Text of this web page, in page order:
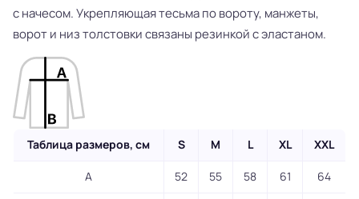
с начесом. Укрепляющая тесьма по вороту, манжеты,
ворот и низ толстовки связаны резинкой с эластаном.
Таблица размеров, см S M L XL XXL
A 52 55 58 61 64